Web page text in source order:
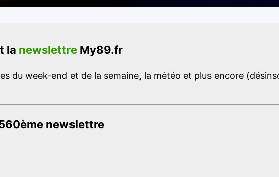
la newslettre My89.fr
du week-end et de la semaine, la météo et plus encore
newslettre